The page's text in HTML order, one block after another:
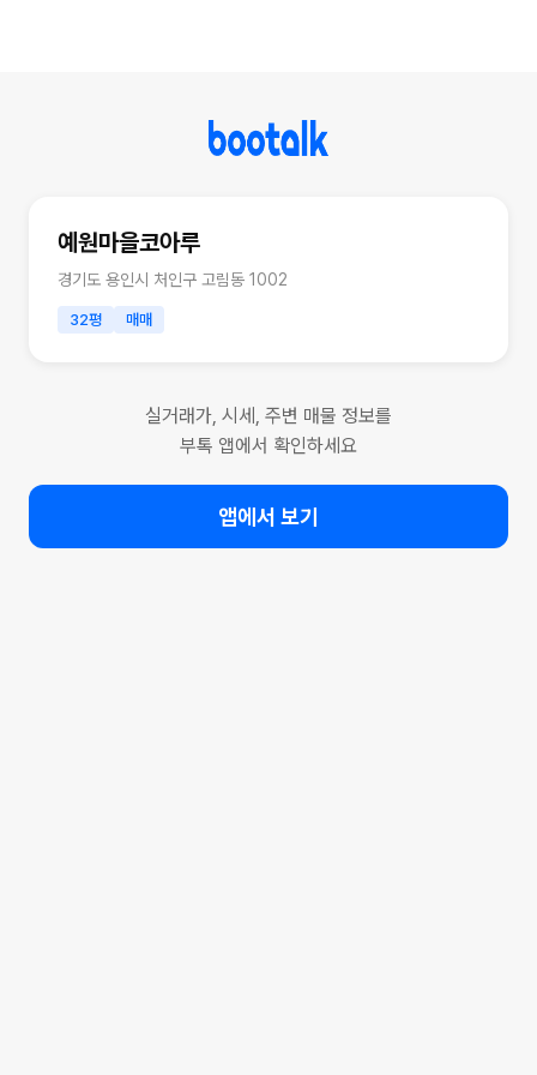
예원마을코아루
경기도 용인시 처인구 고림동 1002
32평 매매
실거래가, 시세, 주변 매물 정보를
부톡 앱에서 확인하세요
앱에서 보기